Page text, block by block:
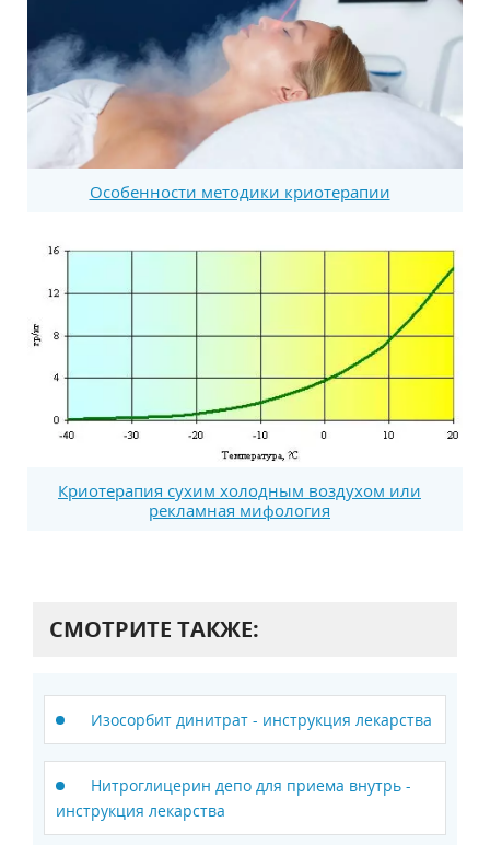
Особенности методики криотерапии
Криотерапия сухим холодным воздухом или
рекламная мифология
СМОТРИТЕ ТАКЖЕ:
Изосорбит динитрат - инструкция лекарства
Нитроглицерин депо для приема внутрь -
инструкция лекарства